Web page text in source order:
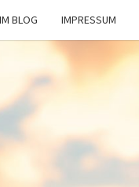
BLOG IMPRESSUM